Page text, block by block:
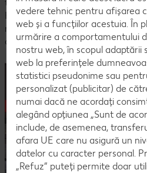
titlului de Angajator de Top,
Kaufland dovedește faptul că
reprezintă o prioritate și are
oportunitățile de dezvoltare, ca
vedere tehnic pentru afișarea
web și a funcțiilor acestuia. În
urmărire a comportamentului
nostru web, în scopul adaptării
web la preferințele
statistici pseudonime sau
personalizat (publicitar) de
numai dacă ne acordați
alegând opțiunea „Sunt de
include, de asemenea,
afara UE care nu asigură un
datelor cu caracter personal.
„Refuz” puteți permite doar